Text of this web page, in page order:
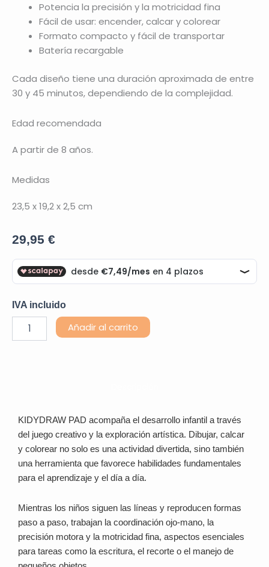
Potencia la precisión y la motricidad fina
Fácil de usar: encender, calcar y colorear
Formato compacto y fácil de transportar
Batería recargable
Cada diseño tiene una duración aproximada de entre
30 y 45 minutos, dependiendo de la complejidad.
Edad recomendada
A partir de 8 años.
Medidas
23,5 x 19,2 x 2,5 cm
29,95 €
IVA incluido
KIDYDRAW
Añadir al carrito
KIDYDRAW PAD acompaña el desarrollo infantil a través
del juego creativo y la exploración artística. Dibujar, calcar
y colorear no solo es una actividad divertida, sino también
una herramienta que favorece habilidades fundamentales
para el aprendizaje y el día a día.
Mientras los niños siguen las líneas y reproducen formas
paso a paso, trabajan la coordinación ojo-mano, la
precisión motora y la motricidad fina, aspectos esenciales
para tareas como la escritura, el recorte o el manejo de